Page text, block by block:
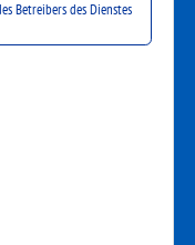
Betreibers des Dienstes